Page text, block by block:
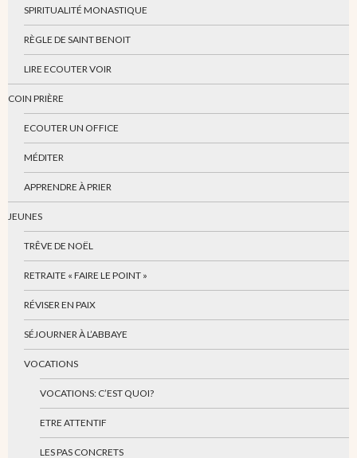
SPIRITUALITÉ MONASTIQUE
RÈGLE DE SAINT BENOIT
LIRE ECOUTER VOIR
COIN PRIÈRE
ECOUTER UN OFFICE
MÉDITER
APPRENDRE À PRIER
JEUNES
TRÊVE DE NOËL
RETRAITE « FAIRE LE POINT »
RÉVISER EN PAIX
SÉJOURNER À L’ABBAYE
VOCATIONS
VOCATIONS: C’EST QUOI?
ETRE ATTENTIF
LES PAS CONCRETS